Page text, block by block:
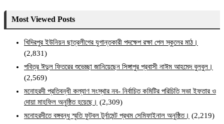
Most Viewed Posts
খিদিরপুর ইউনিয়ন ছাত্রলীগের যুগান্তকারী পদক্ষেপ রক্ষা পেল স্কুলের মাঠ।
(2,831)
পবিত্র ঈদুল ফিতরের শুভেচ্ছা জানিয়েছেন সিঙ্গাপুর প্রবাসী নাঈম আহমেদ বুলবুল।
(2,569)
মনোহরদী প্রতিবন্ধী কল্যাণ সংস্থার নব- নির্বাচিত কমিটির পরিচিতি সভা ইফতার ও
দোয়া মাহফিল অনুষ্ঠিত হয়েছে। (2,309)
মনোহরদীতে বঙ্গবন্ধু স্মৃতি ফুটবল টুর্নামেন্ট প্রথম সেমিফাইনাল অনুষ্ঠিত। (2,219)